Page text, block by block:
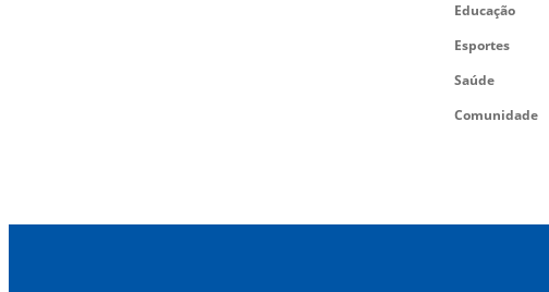
Educação
Esportes
Saúde
Comunidade